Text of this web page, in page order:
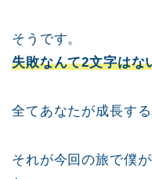
そうです。
失敗なんて2文字はな
全てあなたが成長す
それが今回の旅で僕